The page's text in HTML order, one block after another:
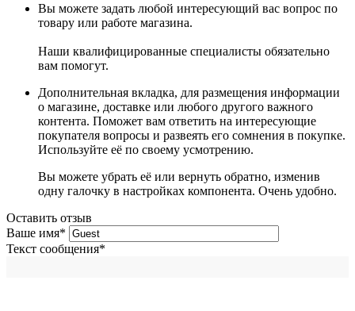
Вы можете задать любой интересующий вас вопрос по
товару или работе магазина.
Наши квалифицированные специалисты обязательно
вам помогут.
Дополнительная вкладка, для размещения информации
о магазине, доставке или любого другого важного
контента. Поможет вам ответить на интересующие
покупателя вопросы и развеять его сомнения в покупке.
Используйте её по своему усмотрению.
Вы можете убрать её или вернуть обратно, изменив
одну галочку в настройках компонента. Очень удобно.
Оставить отзыв
Ваше имя*
Текст сообщения*